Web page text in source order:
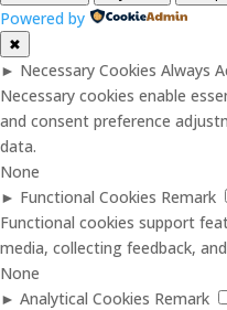
Powered by
✖
► Necessary Cookies Always
Necessary cookies enable
and consent preference
data.
None
► Functional Cookies Remark
Functional cookies support
media, collecting feedback,
None
► Analytical Cookies Remark